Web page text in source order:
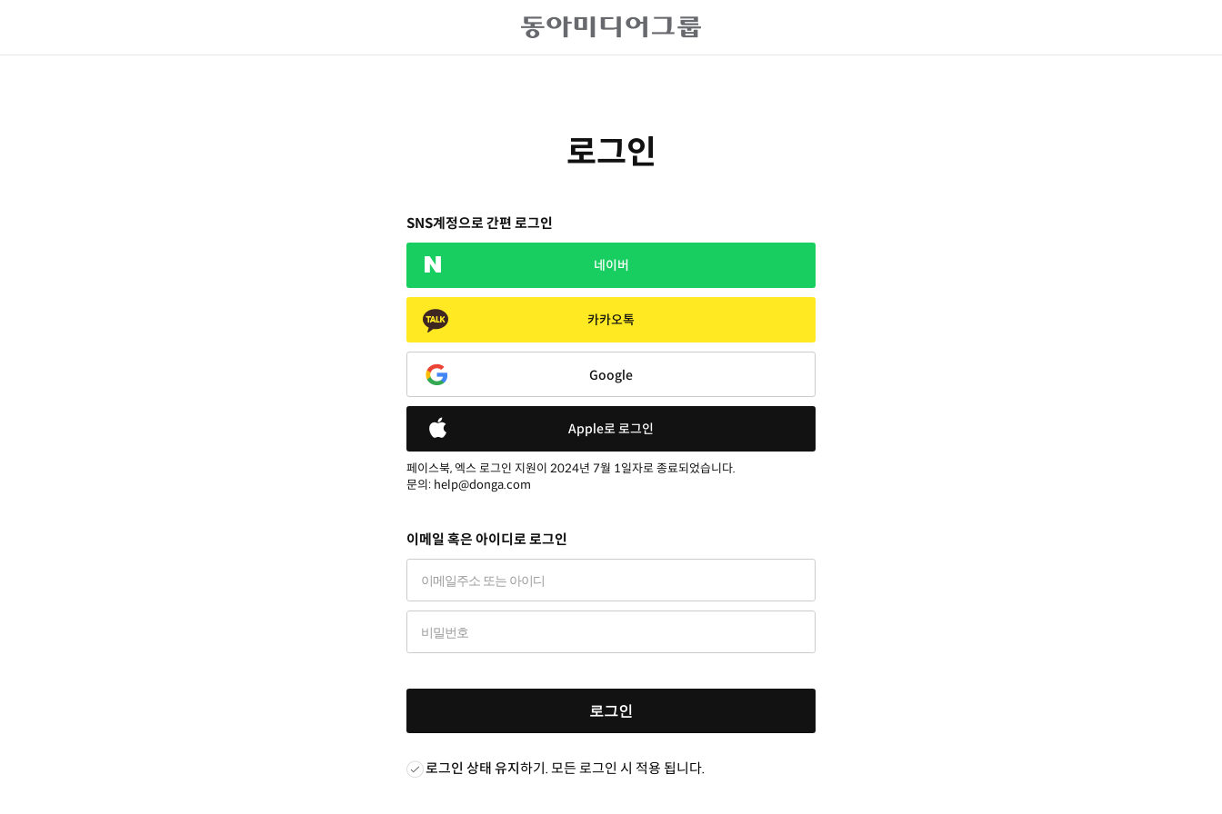
로그인
SNS계정으로 간편 로그인
네이버
카카오톡
Google
Apple로 로그인
페이스북, 엑스 로그인 지원이 2024년 7월 1일자로 종료되었습니다.
문의: help@donga.com
이메일 혹은 아이디로 로그인
로그인
로그인 상태 유지하기. 모든 로그인 시 적용 됩니다.